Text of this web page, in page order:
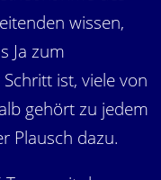
wissen,
Ja zum
ist, viele von
gehört zu jedem
Plausch dazu.